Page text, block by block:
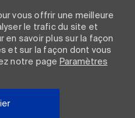
vous offrir une meilleure
le trafic du site et
en savoir plus sur la façon
et sur la façon dont vous
notre page Paramètres